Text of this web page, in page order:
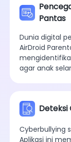
Pantas
Dunia digital
AirDroid
agar anak
Deteksi
Cyberbullying
Aplikasi ini